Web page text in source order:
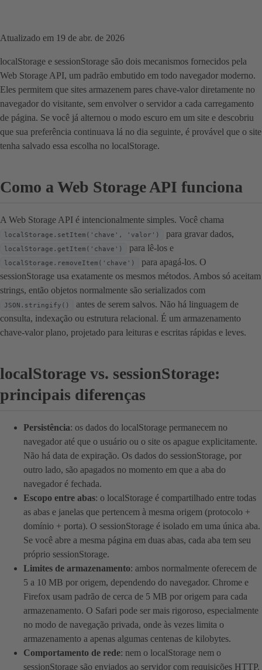
Atualizado em 19 de abr. de 2026
localStorage e sessionStorage são dois mecanismos fornecidos pela
Web Storage API, um padrão embutido em todo navegador moderno.
Eles permitem que sites armazenem pares chave-valor diretamente no
navegador do visitante, sem envolver o servidor a cada carregamento
de página. Se você já alternou o modo escuro em um site e descobriu
que sua preferência continuava lá no dia seguinte, é provável que o site
tenha salvado essa escolha no localStorage.
Como a Web Storage API funciona
A Web Storage API é intencionalmente simples. Você chama
localStorage.setItem('chave', 'valor') para gravar dados,
localStorage.getItem('chave') para lê-los e
localStorage.removeItem('chave')
para apagá-los. O
sessionStorage usa exatamente os mesmos métodos. Ambos só aceitam
strings, então objetos normalmente são serializados com
JSON.stringify()
antes de serem salvos. Não há linguagem de
consulta, indexação ou estrutura relacional. É um armazenamento
chave-valor plano, projetado para leituras e escritas rápidas e leves.
localStorage vs. sessionStorage:
principais diferenças
Persistência: os dados do localStorage permanecem no
navegador até que o usuário ou o site os apague explicitamente.
Não há data de expiração. Os dados do sessionStorage, por
outro lado, são apagados no momento em que a aba do
navegador é fechada.
Escopo entre abas: o localStorage é compartilhado entre todas
as abas e janelas que pertencem à mesma origem (protocolo +
domínio + porta). O sessionStorage é isolado em uma única aba.
Se você abre a mesma página em duas abas, cada aba tem seu
próprio sessionStorage.
Limites de armazenamento: ambos normalmente oferecem de
5 a 10 MB por origem, dependendo do navegador. Chrome e
Firefox usam padrão de cerca de 5 MB por origem para cada
armazenamento. O Safari pode ser mais rigoroso, especialmente
no modo de navegação privada, onde às vezes limita o
armazenamento a apenas algumas centenas de kilobytes.
Comportamento de rede: nem o localStorage nem o
sessionStorage são enviados ao servidor com requisições HTTP.